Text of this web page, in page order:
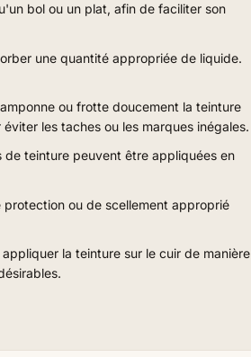
bol ou un plat, afin de faciliter son
une quantité appropriée de liquide.
ou frotte doucement la teinture
les taches ou les marques inégales.
de teinture peuvent être appliquées en
ou de scellement approprié
la teinture sur le cuir de manière